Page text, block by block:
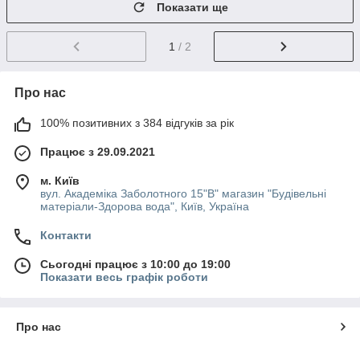
Показати ще
1 / 2
Про нас
100% позитивних з 384 відгуків за рік
Працює з 29.09.2021
м. Київ
вул. Академіка Заболотного 15"В" магазин "Будівельні
матеріали-Здорова вода", Київ, Україна
Контакти
Сьогодні працює з 10:00 до 19:00
Показати весь графік роботи
Про нас